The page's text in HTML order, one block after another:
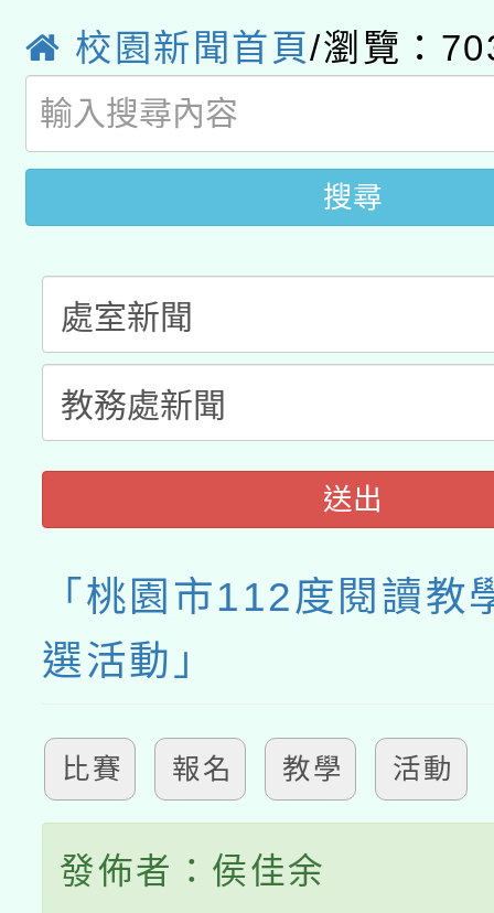
業成長研習」實施計畫
族教育國際趨勢與發展
師專業成長研習實施計
方素養工作坊新北場」
族語言臺北學習中心
「族語學習班」招生簡
轉知有關國立成功大學
文教學共融平台-教案
教育部國民及學前教育
年度COVID-19疫苗接
接種之民眾」措施，延
月28日止
校園新聞首頁/瀏覽：
搜尋
送出
「桃園市112度閱讀教
選活動」
比賽 報名 教學 活動
發佈者：侯佳余